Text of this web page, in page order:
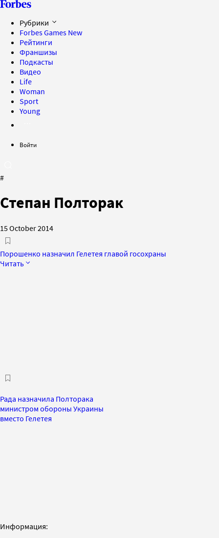
Рубрики
Forbes Games New
Рейтинги
Франшизы
Подкасты
Видео
Life
Woman
Sport
Young
Войти
#
Степан Полторак
15 October 2014
Порошенко назначил Гелетея главой госохраны
Читать
Рада назначила Полторака
министром обороны Украины
вместо Гелетея
Информация: